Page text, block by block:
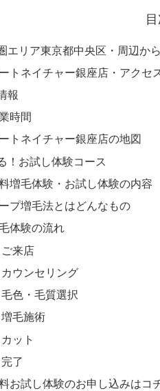
エリア東京都中央区・周辺か
トネイチャー銀座店・アクセ
報
時間
トネイチャー銀座店の地図
！お試し体験コース
増毛体験・お試し体験の内容
プ増毛法とはどんなもの
体験の流れ
ご来店
カウンセリング
毛色・毛質選択
増毛施術
カット
完了
お試し体験のお申し込みはコ